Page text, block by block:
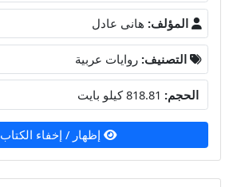
المؤلف: هانى عادل
التصنيف: روايات عربية
الحجم:
إظهار / إخفاء الكتاب